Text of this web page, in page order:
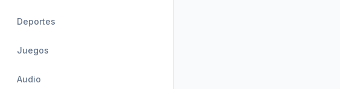
Deportes
Juegos
Audio